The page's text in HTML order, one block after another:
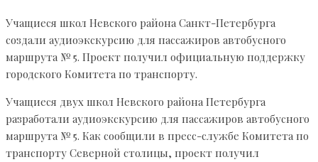
Учащиеся школ Невского района Санкт-Петербурга
создали аудиоэкскурсию для пассажиров автобусного
маршрута № 5. Проект получил официальную поддержку
городского Комитета по транспорту.
Учащиеся двух школ Невского района Петербурга
разработали аудиоэкскурсию для пассажиров автобусного
маршрута № 5. Как сообщили в пресс-службе Комитета по
транспорту Северной столицы, проект получил